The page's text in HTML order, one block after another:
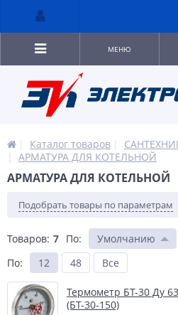
МЕНЮ
Каталог товаров
АРМАТУРА ДЛЯ КОТЕЛЬНОЙ
АРМАТУРА ДЛЯ КОТЕЛЬНОЙ
Подобрать товары по параметрам
Товаров: 7 По: Умолчанию
По: 12 48 Все
Термометр БТ-30 Ду
(БТ-30-150)